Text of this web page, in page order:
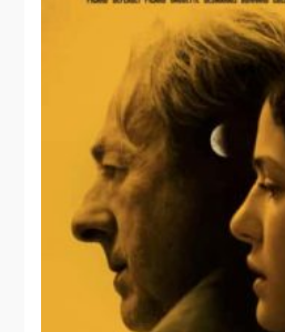
L'apparition